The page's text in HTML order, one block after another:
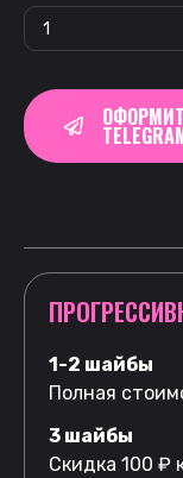
1-2 шайбы
Полная
3 шайбы
Скидка 100 ₽